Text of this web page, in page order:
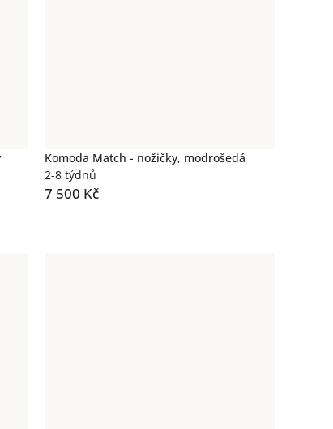
Komoda Match - nožičky, modrošedá
2-8 týdnů
7 500 Kč